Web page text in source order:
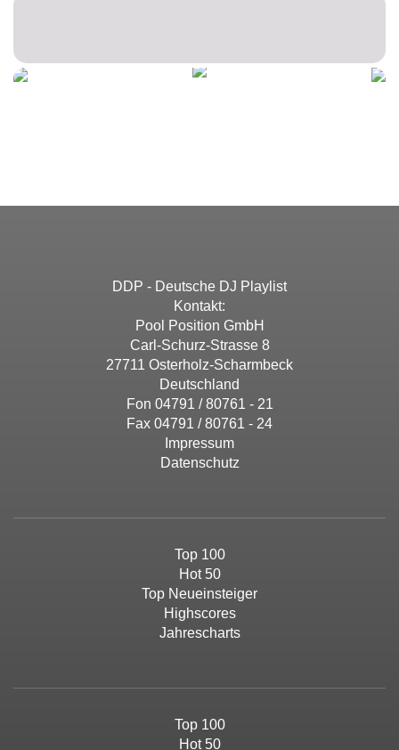
DDP - Deutsche DJ Playlist
Kontakt:
Pool Position GmbH
Carl-Schurz-Strasse 8
27711 Osterholz-Scharmbeck
Deutschland
Fon 04791 / 80761 - 21
Fax 04791 / 80761 - 24
Impressum
Datenschutz
Top 100
Hot 50
Top Neueinsteiger
Highscores
Jahrescharts
Top 100
Hot 50